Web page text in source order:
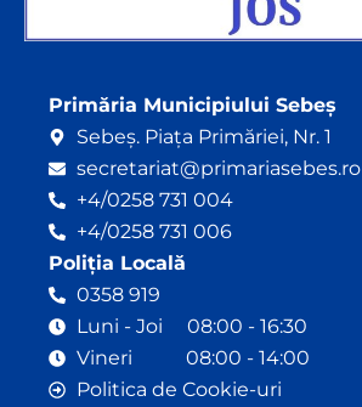
Primăria Municipiului Sebeș
Sebeș. Piața Primăriei, Nr. 1
secretariat@primariasebes.ro
+4/0258 731 004
+4/0258 731 006
Poliția Locală
0358 919
Luni - Joi 08:00 - 16:30
Vineri 08:00 - 14:00
Politica de Cookie-uri